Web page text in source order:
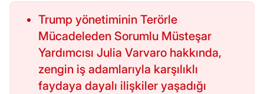
Trump yönetiminin Terörle
Mücadeleden Sorumlu Müsteşar
Yardımcısı Julia Varvaro hakkında,
zengin iş adamlarıyla karşılıklı
faydaya dayalı ilişkiler yaşadığı